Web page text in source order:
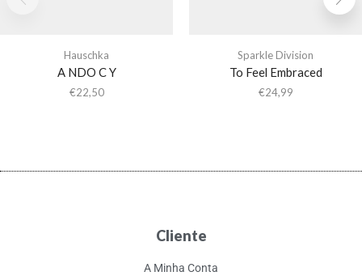
Hauschka
A NDO C Y
€22,50
Sparkle Division
To Feel Embraced
€24,99
Cliente
A Minha Conta